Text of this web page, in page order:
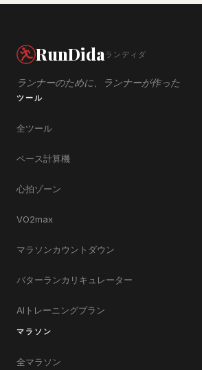
RunDidaランディダ
ランナーのために、ランナーが作った
ツール
全ツール
ペース計算機
心拍ゾーン
VO2max
マラソンカウントダウン
バターランカリキュレーター
AIトレーニングプラン
マラソン
全マラソン